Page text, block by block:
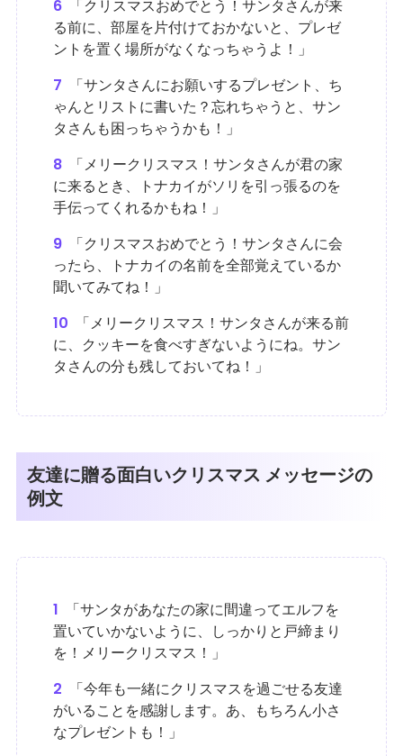
6
「クリスマスおめでとう！サンタさんが来
る前に、部屋を片付けておかないと、プレゼ
ントを置く場所がなくなっちゃうよ！」
7
「サンタさんにお願いするプレゼント、ち
ゃんとリストに書いた？忘れちゃうと、サン
タさんも困っちゃうかも！」
8
「メリークリスマス！サンタさんが君の家
に来るとき、トナカイがソリを引っ張るのを
手伝ってくれるかもね！」
9
「クリスマスおめでとう！サンタさんに会
ったら、トナカイの名前を全部覚えているか
聞いてみてね！」
10
「メリークリスマス！サンタさんが来る前
に、クッキーを食べすぎないようにね。サン
タさんの分も残しておいてね！」
友達に贈る面白いクリスマス メッセージの
例文
1
「サンタがあなたの家に間違ってエルフを
置いていかないように、しっかりと戸締まり
を！メリークリスマス！」
2
「今年も一緒にクリスマスを過ごせる友達
がいることを感謝します。あ、もちろん小さ
なプレゼントも！」